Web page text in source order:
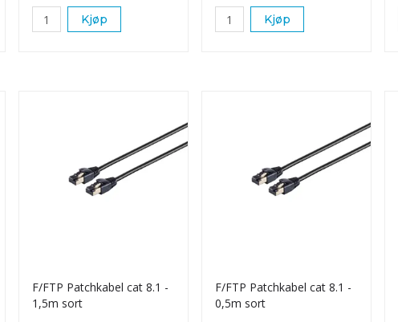
Kjøp Kjøp
F/FTP Patchkabel cat 8.1 -
1,5m sort
F/FTP Patchkabel cat 8.1 -
0,5m sort